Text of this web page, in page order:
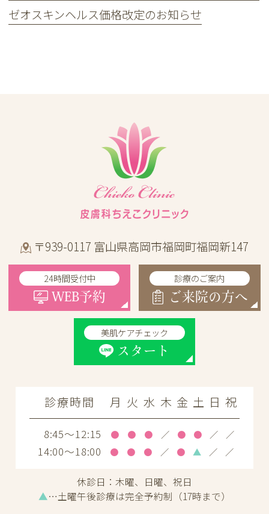
ゼオスキンヘルス価格改定のお知らせ
〒939-0117 富山県高岡市福岡町福岡新147
24時間受付中
WEB予約
診療のご案内
ご来院の方へ
美肌ケアチェック
スタート
診療時間 月 火 水 木 金 土 日 祝
8:45～12:15 ● ● ● ／ ● ● ／ ／
14:00～18:00 ● ● ● ／ ● ▲ ／ ／
休診日： 木曜、日曜、祝日
▲…土曜午後診療は完全予約制（17時まで）